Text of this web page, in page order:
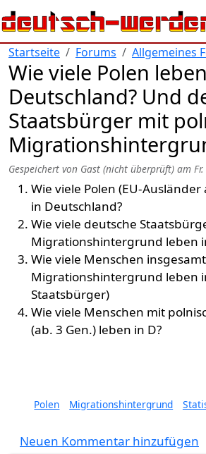
Direkt zum Inhalt
Startseite Forums Allgemeines
Wie viele Polen
Deutschland? Und
Staatsbürger mit
Gespeichert von Gast (nicht überprüft) am
Wie viele Polen (EU-Ausländer
in Deutschland?
Wie viele deutsche
Migrationshintergrund leben
Wie viele Menschen
Migrationshintergrund leben
Staatsbürger)
Wie viele Menschen mit
(ab. 3 Gen.) leben in D?
Polen Migrationshintergrund
Neuen Kommentar hinzufügen